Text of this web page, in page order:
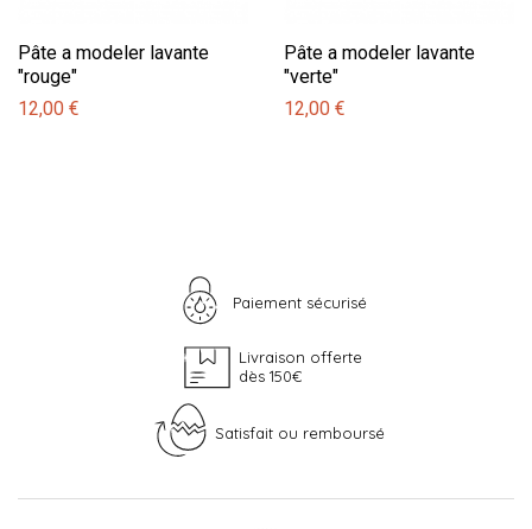
Pâte a modeler lavante
"rouge"
12,00 €
Pâte a modeler lavante
"verte"
12,00 €
Paiement sécurisé
Livraison offerte
dès 150€
Satisfait ou remboursé